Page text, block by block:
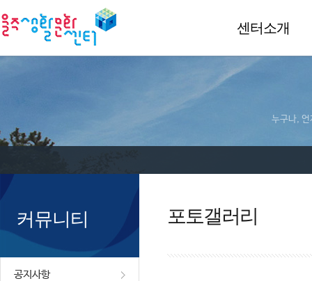
센터소개
누구나, 언
커뮤니티
공지사항
포토갤러리